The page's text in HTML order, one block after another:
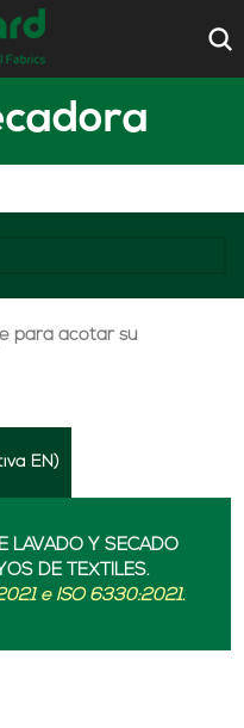
para acotar su
EN)
LAVADO Y SECADO
DE TEXTILES.
e ISO 6330:2021.